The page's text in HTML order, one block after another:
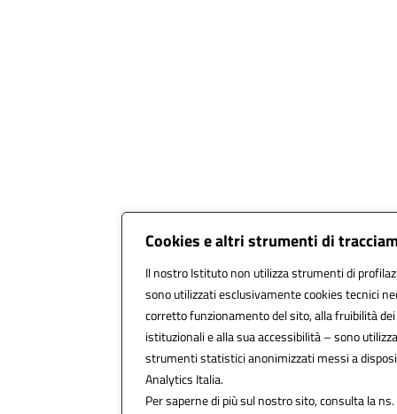
Cookies e altri strumenti di
Il nostro Istituto non utilizza strumenti di
sono utilizzati esclusivamente cookies tecnici
corretto funzionamento del sito, alla fruibilità
istituzionali e alla sua accessibilità – sono
strumenti statistici anonimizzati messi a
Analytics Italia.
Per saperne di più sul nostro sito, consulta la ns.